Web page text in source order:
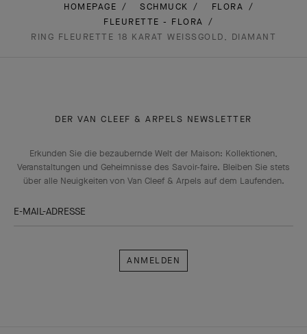
HOMEPAGE SCHMUCK
FLORA
FLEURETTE - FLORA
RING FLEURETTE 18 KARAT WEISSGOLD, DIAMANT
DER VAN CLEEF & ARPELS NEWSLETTER
Erkunden Sie die bezaubernde Welt der Maison: Kollektionen,
Veranstaltungen und Geheimnisse des Savoir-faire. Bleiben Sie stets
über alle Neuigkeiten von Van Cleef & Arpels auf dem Laufenden.
E-MAIL-ADRESSE